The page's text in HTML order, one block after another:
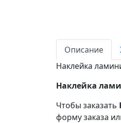
Описание
Наклейка
Наклейка
Чтобы заказать
форму заказа